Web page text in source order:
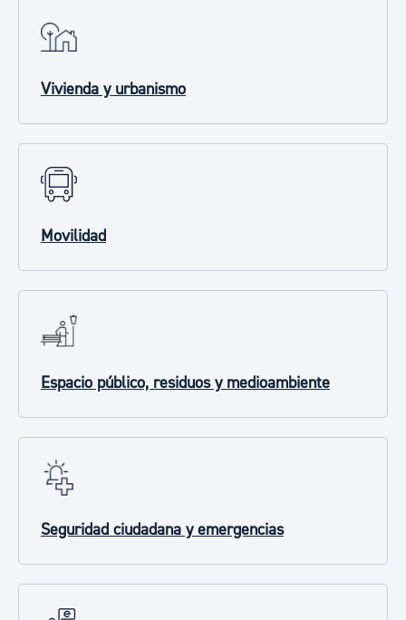
Vivienda y urbanismo
Movilidad
Espacio público, residuos y medioambiente
Seguridad ciudadana y emergencias